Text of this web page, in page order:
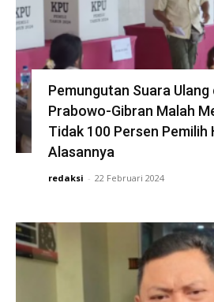
Pemungutan Suara Ulang
Prabowo-Gibran Malah
Tidak 100 Persen Pemilih
Alasannya
redaksi - 22 Februari 2024